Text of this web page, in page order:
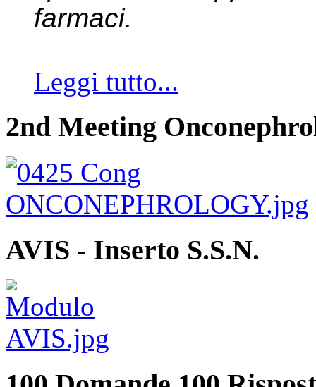
farmaci.
Leggi tutto...
2nd Meeting
AVIS - Inserto S.S.N.